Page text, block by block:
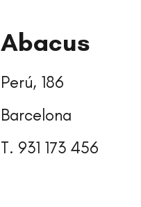
Abacus
Perú, 186
Barcelona
T. 931 173 456